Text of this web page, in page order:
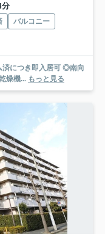
分
バルコニー
につき即入居可 ◎南向
燥機... もっと見る